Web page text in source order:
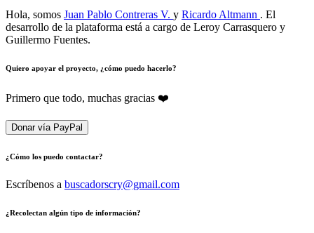
Hola, somos Juan Pablo Contreras V. y Ricardo Altmann . El
desarrollo de la plataforma está a cargo de Leroy Carrasquero y
Guillermo Fuentes.
Quiero apoyar el proyecto, ¿cómo puedo hacerlo?
Primero que todo, muchas gracias ❤️
Donar vía PayPal
¿Cómo los puedo contactar?
Escríbenos a buscadorscry@gmail.com
¿Recolectan algún tipo de información?